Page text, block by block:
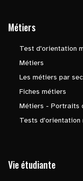
Métiers
Test d'orientation
Métiers
Les métiers par
Fiches métiers
Métiers - Portraits
Tests d'orientation
Vie étudiante